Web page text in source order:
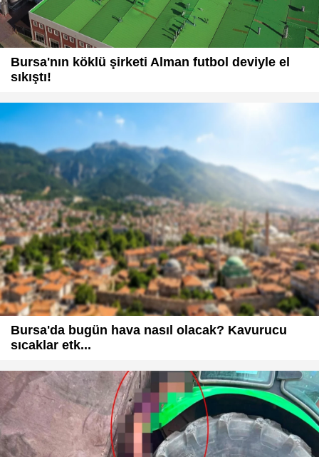
Bursa'nın köklü şirketi Alman futbol deviyle el
sıkıştı!
Bursa'da bugün hava nasıl olacak? Kavurucu
sıcaklar etk...